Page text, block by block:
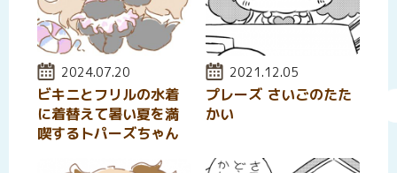
投稿日:
2024.07.20
ビキニとフリルの水着
に着替えて暑い夏を満
喫するトパーズちゃん
投稿日:
2021.12.05
プレーズ さいごのたた
かい